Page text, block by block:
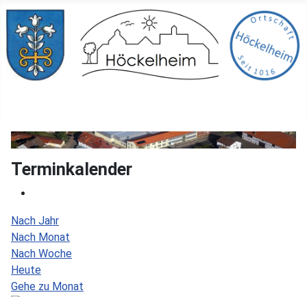
Terminkalender
Nach Jahr
Nach Monat
Nach Woche
Heute
Gehe zu Monat